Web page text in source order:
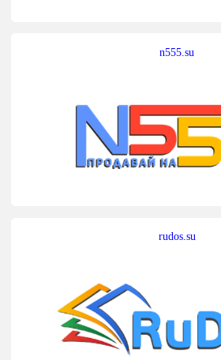
n555.su
rudos.su